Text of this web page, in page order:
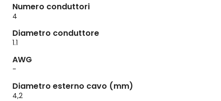
Numero conduttori
4
Diametro conduttore
1.1
AWG
-
Diametro esterno cavo (mm)
4,2